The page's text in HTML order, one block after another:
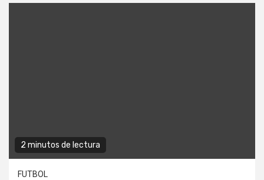
2 minutos de lectura
FUTBOL